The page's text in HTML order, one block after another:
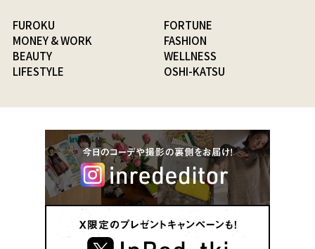
FUROKU
FORTUNE
MONEY & WORK
FASHION
BEAUTY
WELLNESS
LIFESTYLE
OSHI-KATSU